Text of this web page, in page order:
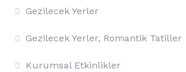
Gezilecek Yerler
Gezilecek Yerler, Romantik Tatiller
Kurumsal Etkinlikler